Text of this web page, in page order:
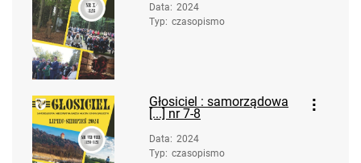
Data: 2024
Typ: czasopismo
Głosiciel : samorządowa
[...] nr 7-8
Data: 2024
Typ: czasopismo